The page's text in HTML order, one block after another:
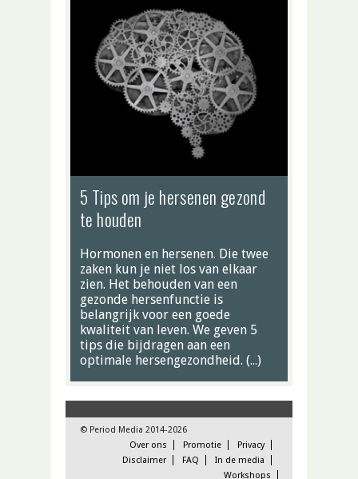
5 Tips om je hersenen gezond
te houden
Hormonen en hersenen. Die twee
zaken kun je niet los van elkaar
zien. Het behouden van een
gezonde hersenfunctie is
belangrijk voor een goede
kwaliteit van leven. We geven 5
tips die bijdragen aan een
optimale hersengezondheid. (…)
© Period Media 2014-2026
Over ons
Promotie
Privacy
Disclaimer
FAQ
In de media
Workshops